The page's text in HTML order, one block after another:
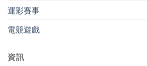
運彩賽事
電競遊戲
資訊